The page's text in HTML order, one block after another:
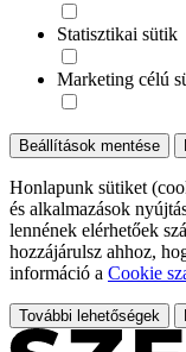
Statisztikai sütik
Marketing célú
Beállítások mentése
Honlapunk sütiket
és alkalmazások
lennének elérhetőek
hozzájárulsz ahhoz,
információ a Cookie
További lehetőségek